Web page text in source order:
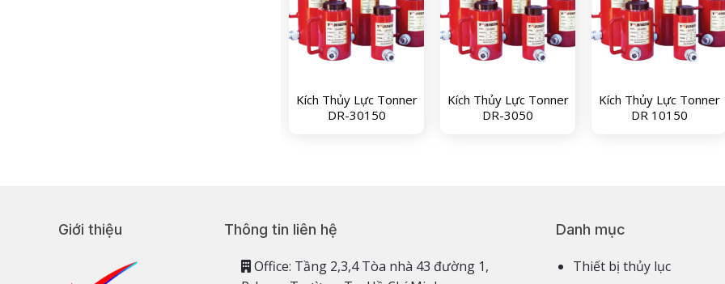
Kích Thủy Lực Tonner
DR-30150
Kích Thủy Lực Tonner
DR-3050
Kích Thủy Lực Tonner
DR 10150
Giới thiệu Thông tin liên hệ
Office: Tầng 2,3,4 Tòa nhà 43 đường 1,
Danh mục
Thiết bị thủy lục